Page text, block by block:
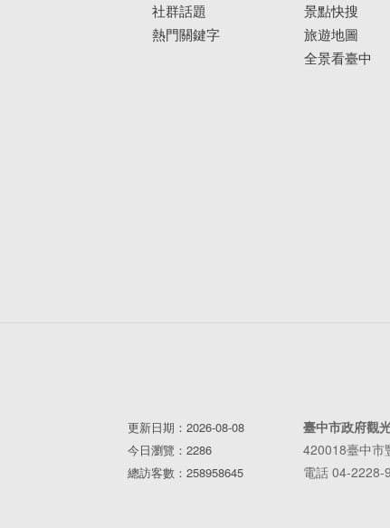
社群話題
熱門關鍵字
景點快搜
旅遊地圖
全景看臺中
更新日期：2026-08-08
今日瀏覽：2286
總訪客數：258958645
臺中市政府觀
420018臺中市
電話 04-2228-